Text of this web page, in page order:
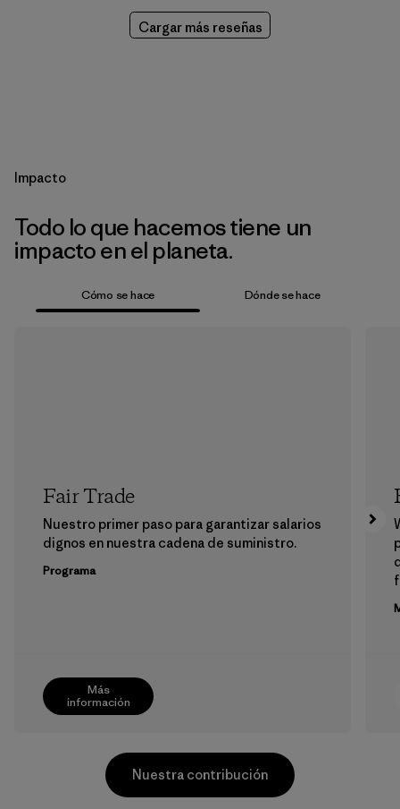
Cargar más reseñas
Impacto
Todo lo que hacemos tiene un
impacto en el planeta.
Cómo se hace Dónde se hace
Más
información
Fair Trade
Nuestro primer paso para garantizar salarios
dignos en nuestra cadena de suministro.
Programa
Nuestra contribución